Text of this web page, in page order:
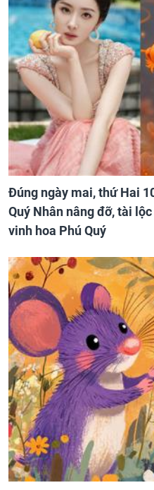
Đúng ngày mai, thứ Hai
Quý Nhân nâng đỡ, tài
vinh hoa Phú Quý